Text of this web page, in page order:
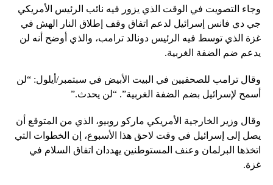
وجاء التصويت في الوقت الذي يزور فيه نائب الرئيس الأمريكي
جي دي فانس إسرائيل لدعم اتفاق وقف إطلاق النار الهش في
غزة الذي توسط فيه الرئيس دونالد ترامب، والذي أوضح أنه لن
يدعم ضم الضفة الغربية.
وقال ترامب للصحفيين في البيت الأبيض في سبتمبر/أيلول: “لن
أسمح لإسرائيل بضم الضفة الغربية”. “لن يحدث.”
وقال وزير الخارجية الأمريكي ماركو روبيو، الذي من المتوقع أن
يصل إلى إسرائيل في وقت لاحق هذا الأسبوع، إن الخطوات التي
اتخذها البرلمان وعنف المستوطنين يهددان اتفاق السلام في
غزة.